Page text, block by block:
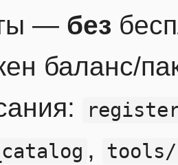
— без
баланс/
,